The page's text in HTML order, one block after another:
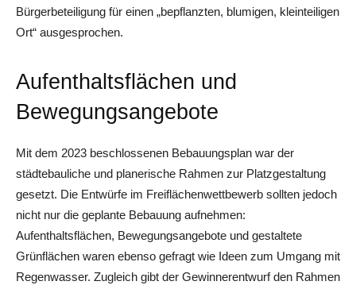
Bürgerbeteiligung für einen „bepflanzten, blumigen, kleinteiligen
Ort“ ausgesprochen.
Aufenthaltsflächen und
Bewegungsangebote
Mit dem 2023 beschlossenen Bebauungsplan war der
städtebauliche und planerische Rahmen zur Platzgestaltung
gesetzt. Die Entwürfe im Freiflächenwettbewerb sollten jedoch
nicht nur die geplante Bebauung aufnehmen:
Aufenthaltsflächen, Bewegungsangebote und gestaltete
Grünflächen waren ebenso gefragt wie Ideen zum Umgang mit
Regenwasser. Zugleich gibt der Gewinnerentwurf den Rahmen